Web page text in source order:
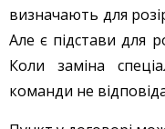
визначають для
Але є підстави для
Коли заміна
команди не